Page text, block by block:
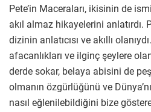
Pete’in Maceraları, ikisinin de
akıl almaz hikayelerini anlatırdı.
dizinin anlatıcısı ve akıllı
afacanlıkları ve ilginç şeylere
derde sokar, belaya abisini de
olmanın özgürlüğünü ve
nasıl eğlenilebildiğini bize